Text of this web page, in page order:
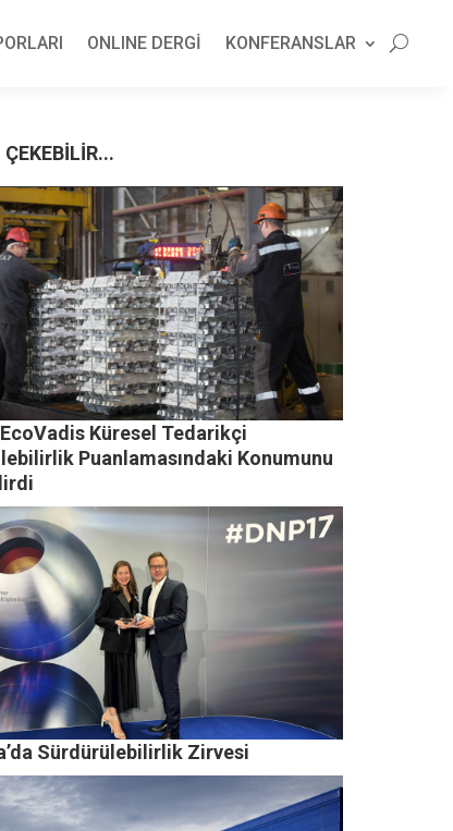
ONLINE DERGİ KONFERANSLAR
EcoVadis Küresel Tedarikçi
Puanlamasındaki Konumunu
Sürdürülebilirlik Zirvesi